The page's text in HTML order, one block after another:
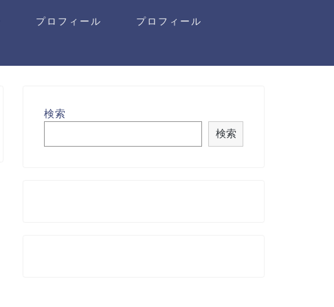
プロフィール プロフィール
検索
検索